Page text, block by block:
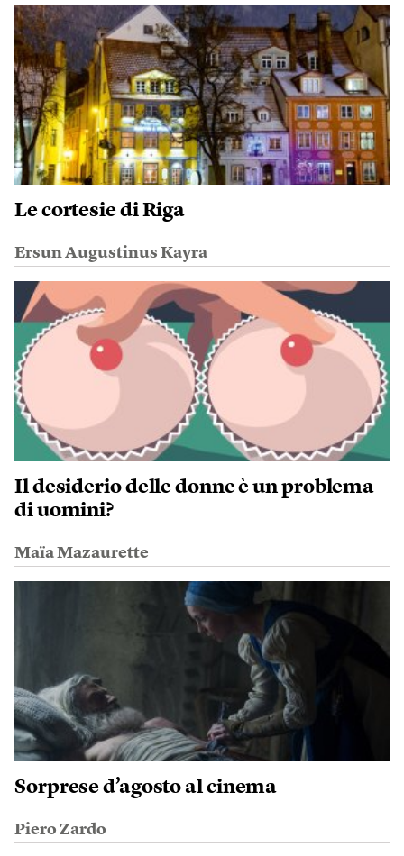
Le cortesie di Riga
Ersun Augustinus Kayra
Il desiderio delle donne è un problema
di uomini?
Maïa Mazaurette
Sorprese d’agosto al cinema
Piero Zardo